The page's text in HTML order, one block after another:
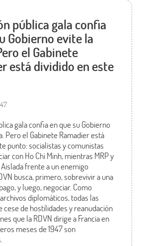
pública gala confia
Gobierno evite la
el Gabinete
está dividido en este
gala confia en que su Gobierno
Pero el Gabinete Ramadier está
punto: socialistas y comunistas
con Ho Chi Minh, mientras MRP y
frente a un enemigo
busca, primero, sobrevivir a una
y luego, negociar. Como
diplomáticos, todas las
cese de hostilidades y reanudación
que la RDVN dirige a Francia en
meses de 1947 son